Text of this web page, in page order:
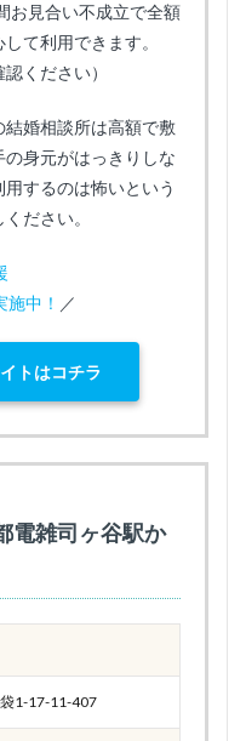
お見合い不成立で全額
て利用できます。
ください）
婚相談所は高額で敷
身元がはっきりしな
するのは怖いという
ださい。
中！ ／
トはコチラ
電雑司ヶ谷駅か
1-17-11-407